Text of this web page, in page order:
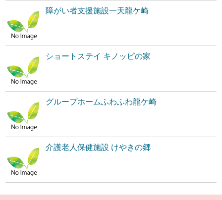
障がい者支援施設一天龍ケ崎
ショートステイ キノッピの家
グループホームふわふわ龍ケ崎
介護老人保健施設 けやきの郷